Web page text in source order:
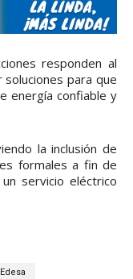
responden al
para que
energía confiable y
la inclusión de
formales a fin de
servicio eléctrico
Edesa